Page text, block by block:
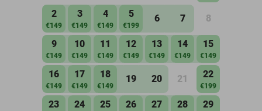
2
€149
3
€149
4
€149
5
€199
6 7 8
9
€149
10
€149
11
€149
12
€149
13
€149
14
€149
15
€149
16
€149
17
€149
18
€149
19 20 21 22
€199
23 24 25 26 27 28 29